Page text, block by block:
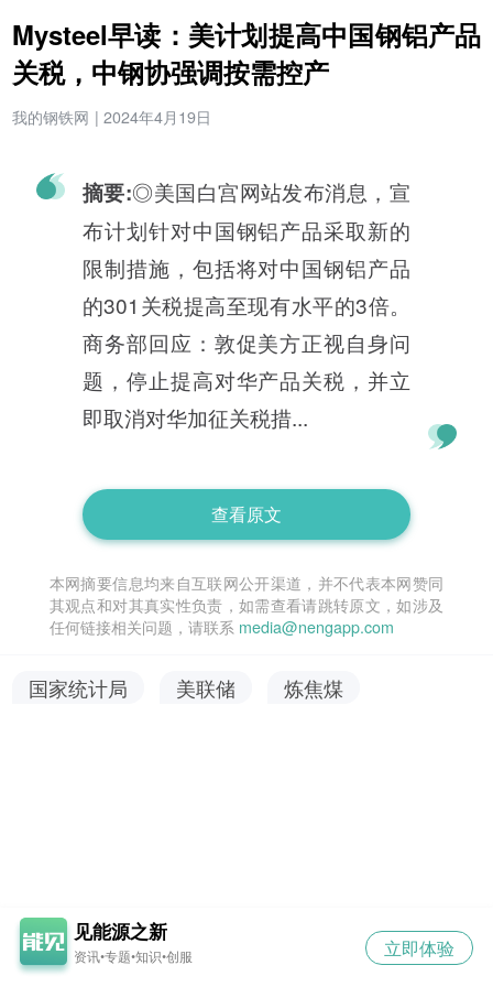
Mysteel早读：美计划提高中国钢铝产品
关税，中钢协强调按需控产
我的钢铁网 | 2024年4月19日
摘要:◎美国白宫网站发布消息，宣
布计划针对中国钢铝产品采取新的
限制措施，包括将对中国钢铝产品
的301关税提高至现有水平的3倍。
商务部回应：敦促美方正视自身问
题，停止提高对华产品关税，并立
即取消对华加征关税措...
查看原文
本网摘要信息均来自互联网公开渠道，并不代表本网赞同
其观点和对其真实性负责，如需查看请跳转原文，如涉及
任何链接相关问题，请联系 media@nengapp.com
国家统计局 美联储 炼焦煤
见能源之新
资讯•专题•知识•创服 立即体验